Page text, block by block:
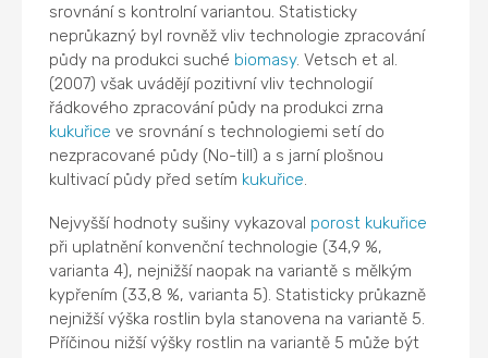
srovnání s kontrolní variantou. Statisticky
neprůkazný byl rovněž vliv technologie zpracování
půdy na produkci suché biomasy. Vetsch et al.
(2007) však uvádějí pozitivní vliv technologií
řádkového zpracování půdy na produkci zrna
kukuřice ve srovnání s technologiemi setí do
nezpracované půdy (No-till) a s jarní plošnou
kultivací půdy před setím kukuřice.
Nejvyšší hodnoty sušiny vykazoval porost kukuřice
při uplatnění konvenční technologie (34,9 %,
varianta 4), nejnižší naopak na variantě s mělkým
kypřením (33,8 %, varianta 5). Statisticky průkazně
nejnižší výška rostlin byla stanovena na variantě 5.
Příčinou nižší výšky rostlin na variantě 5 může být